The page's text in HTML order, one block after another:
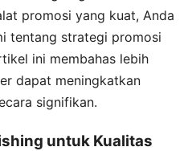
promosi yang kuat, Anda
tentang strategi promosi
ini membahas lebih
dapat meningkatkan
signifikan.
untuk Kualitas